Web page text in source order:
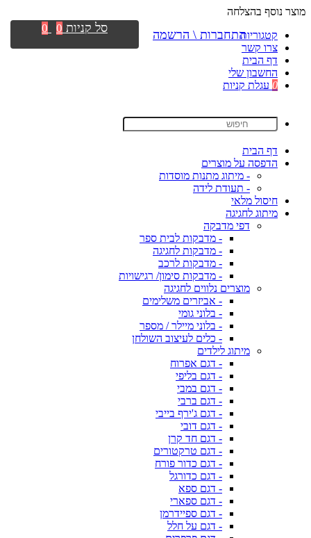
מוצר נוסף בהצלחה
קטגוריות
צרו קשר
דף הבית
החשבון שלי
0 עגלת קניות
דף הבית
הדפסה על מוצרים
- מיתוג מתנות מוסדות
- תעודת לידה
חיסול מלאי
מיתוג לחגיגה
דפי מדבקה
- מדבקות לבית ספר
- מדבקות לחגיגה
- מדבקות לרכב
- מדבקות סימון/ רגישויות
מוצרים נלווים לחגיגה
- אביזרים משלימים
- בלוני גומי
- בלוני מיילר / מספר
- כלים לעיצוב השולחן
מיתוג לילדים
- דגם אפרוח
- דגם בליפי
- דגם במבי
- דגם ברבי
- דגם ג'ירף בייבי
- דגם דובי
- דגם חד קרן
- דגם טרקטורים
- דגם כדור פורח
- דגם כדורגל
- דגם ספא
- דגם ספארי
- דגם ספיידרמן
- דגם על חלל
התחברות \ הרשמה סל קניות 0
0